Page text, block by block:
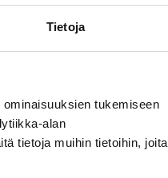
Tietoja
tukemiseen
alan
tietoja muihin tietoihin, joita